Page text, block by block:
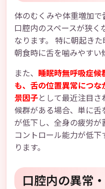
体のむくみや体重増加で
口腔内のスペースが狭く
なります。 特に朝起きた
朝食時に舌を噛みやすい
また、 睡眠時無呼吸症
も、舌の位置異常につ
景因子として最近注目
候群がある場合、単に
が低下し、全身の疲労
コントロール能力が低
ります。
口腔内の異常